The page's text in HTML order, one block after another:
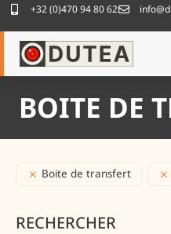
+32 (0)470 94 80 62
BOITE DE
Boite de transfert
RECHERCHER